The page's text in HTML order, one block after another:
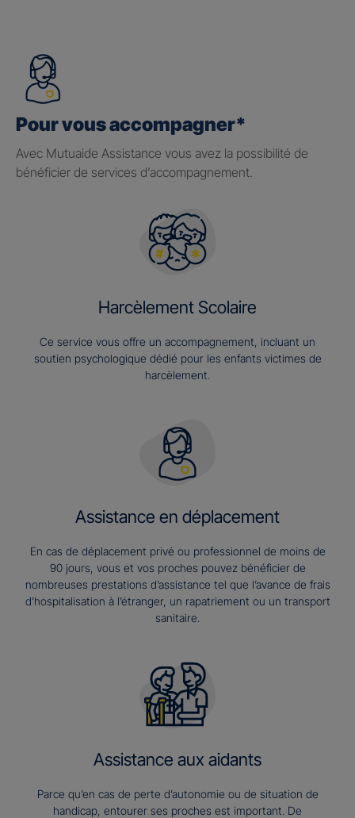
Pour vous accompagner*
Avec Mutuaide Assistance vous avez la possibilité de
bénéficier de services d’accompagnement.
Harcèlement Scolaire
Ce service vous offre un accompagnement, incluant un
soutien psychologique dédié pour les enfants victimes de
harcèlement.
Assistance en déplacement
En cas de déplacement privé ou professionnel de moins de
90 jours, vous et vos proches pouvez bénéficier de
nombreuses prestations d’assistance tel que l’avance de frais
d’hospitalisation à l’étranger, un rapatriement ou un transport
sanitaire.
Assistance aux aidants
Parce qu’en cas de perte d’autonomie ou de situation de
handicap, entourer ses proches est important. De